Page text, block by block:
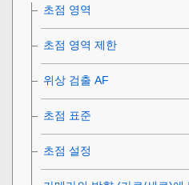
초점 영역
초점 영역 제한
위상 검출 AF
초점 표준
초점 설정